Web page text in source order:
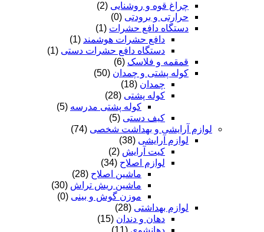
چراغ قوه و روشنایی (2)
حرارتی و برودتی (0)
دستگاه دافع حشرات (1)
دافع حشرات هوشمند (1)
دستگاه دافع حشرات دستی (1)
قمقمه و فلاسک (6)
کوله پشتی و چمدان (50)
چمدان (18)
کوله پشتی (28)
کوله پشتی مدرسه (5)
کیف دستی (5)
لوازم آرایشی و بهداشت شخصی (74)
لوازم آرایشی (38)
کیت آرایش (2)
لوازم اصلاح (34)
ماشین اصلاح (28)
ماشین ریش تراش (30)
موزن گوش و بینی (0)
لوازم بهداشتی (28)
دهان و دندان (15)
دهانشوی (11)